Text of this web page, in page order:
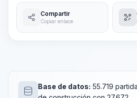
Compartir
Copiar enlace
Base de datos: 55.719